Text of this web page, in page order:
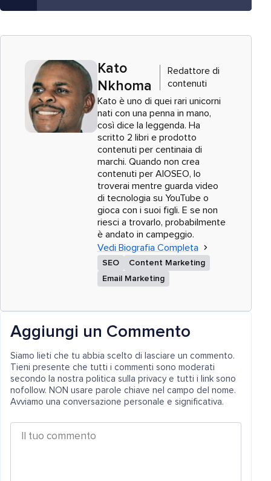
Kato
Nkhoma
Redattore di
contenuti
Kato è uno di quei rari unicorni
nati con una penna in mano,
così dice la leggenda. Ha
scritto 2 libri e prodotto
contenuti per centinaia di
marchi. Quando non crea
contenuti per AIOSEO, lo
troverai mentre guarda video
di tecnologia su YouTube o
gioca con i suoi figli. E se non
riesci a trovarlo, probabilmente
è andato in campeggio.
Vedi Biografia Completa
SEO
Content Marketing
Email Marketing
Aggiungi un Commento
Siamo lieti che tu abbia scelto di lasciare un commento.
Tieni presente che tutti i commenti sono moderati
secondo la nostra politica sulla privacy e tutti i link sono
nofollow. NON usare parole chiave nel campo del nome.
Avviamo una conversazione personale e significativa.